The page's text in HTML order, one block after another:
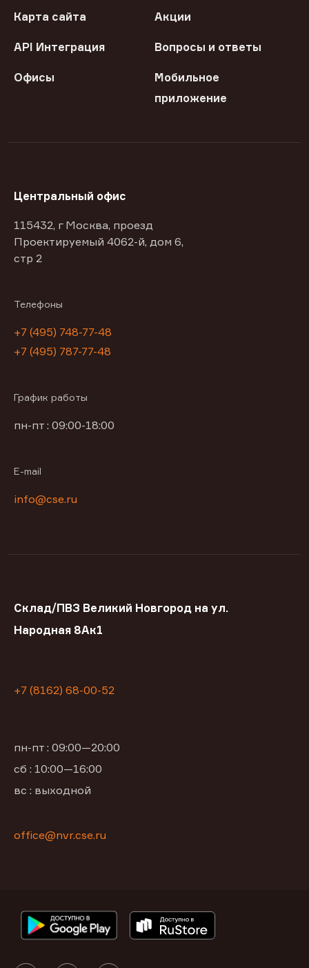
Карта сайта Акции
API Интеграция Вопросы и ответы
Офисы
Мобильное
приложение
Центральный офис
115432, г Москва, проезд
Проектируемый 4062-й, дом 6,
стр 2
Телефоны
+7 (495) 748-77-48
+7 (495) 787-77-48
График работы
пн-пт : 09:00-18:00
E-mail
info@cse.ru
Склад/ПВЗ Великий Новгород на ул.
Народная 8Ак1
+7 (8162) 68-00-52
пн-пт : 09:00—20:00
сб : 10:00—16:00
вс : выходной
office@nvr.cse.ru